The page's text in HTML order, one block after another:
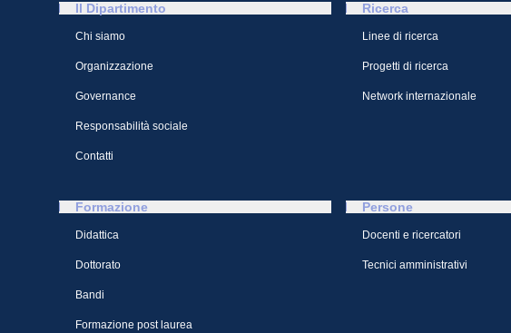
Il Dipartimento
Chi siamo
Organizzazione
Governance
Responsabilità sociale
Contatti
Ricerca
Linee di ricerca
Progetti di ricerca
Network internazionale
Formazione
Didattica
Dottorato
Bandi
Formazione post laurea
Persone
Docenti e ricercatori
Tecnici amministrativi